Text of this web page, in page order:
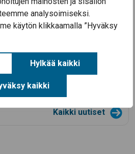
analysoimiseksi.
käytön klikkaamalla ”Hyväksy
Hylkää kaikki
kaikki
kouluissa ke 12.8.2026
on nyt haettavissa
Kaikki uutiset